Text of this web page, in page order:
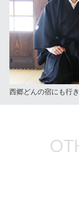
西郷どんの宿にも行